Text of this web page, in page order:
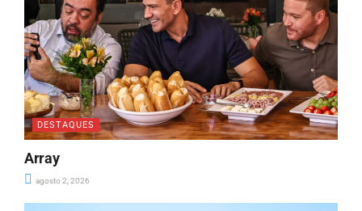
DESTAQUES
Array
agosto 2, 2026